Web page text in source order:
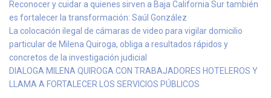
Reconocer y cuidar a quienes sirven a Baja California Sur también
es fortalecer la transformación: Saúl González
La colocación ilegal de cámaras de video para vigilar domicilio
particular de Milena Quiroga, obliga a resultados rápidos y
concretos de la investigación judicial
DIALOGA MILENA QUIROGA CON TRABAJADORES HOTELEROS Y
LLAMA A FORTALECER LOS SERVICIOS PÚBLICOS